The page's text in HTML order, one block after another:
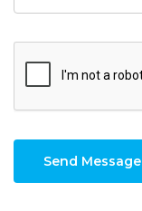
Send Message